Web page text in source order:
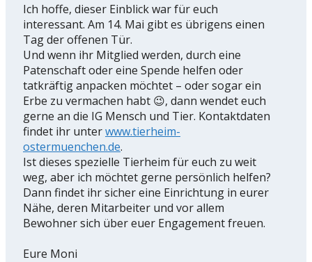
Ich hoffe, dieser Einblick war für euch
interessant. Am 14. Mai gibt es übrigens einen
Tag der offenen Tür.
Und wenn ihr Mitglied werden, durch eine
Patenschaft oder eine Spende helfen oder
tatkräftig anpacken möchtet – oder sogar ein
Erbe zu vermachen habt 😉, dann wendet euch
gerne an die IG Mensch und Tier. Kontaktdaten
findet ihr unterwww.tierheim-
ostermuenchen.de.
Ist dieses spezielle Tierheim für euch zu weit
weg, aber ich möchtet gerne persönlich helfen?
Dann findet ihr sicher eine Einrichtung in eurer
Nähe, deren Mitarbeiter und vor allem
Bewohner sich über euer Engagement freuen.
Eure Moni